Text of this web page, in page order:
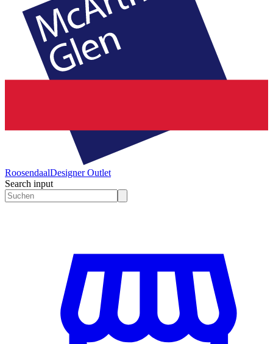
RoosendaalDesigner Outlet
Search input